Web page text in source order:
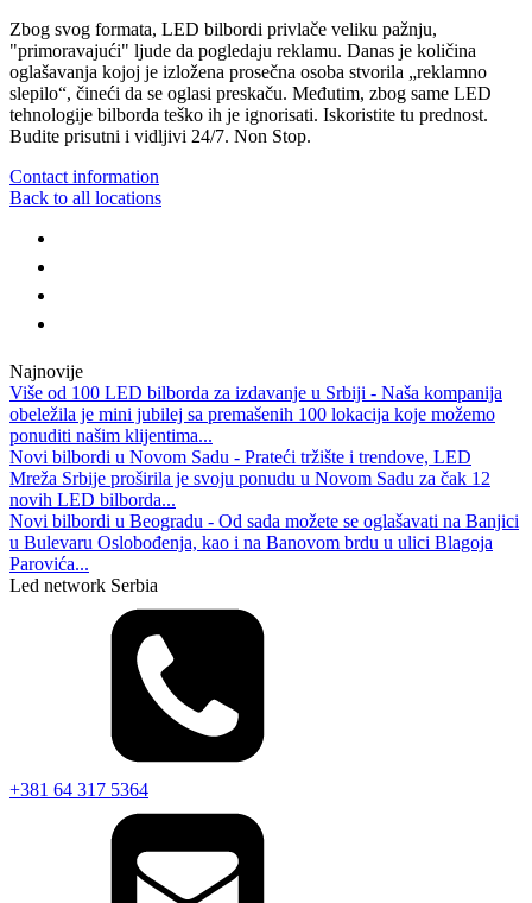
Zbog svog formata, LED bilbordi privlače veliku pažnju,
"primoravajući" ljude da pogledaju reklamu. Danas je količina
oglašavanja kojoj je izložena prosečna osoba stvorila „reklamno
slepilo“, čineći da se oglasi preskaču. Međutim, zbog same LED
tehnologije bilborda teško ih je ignorisati. Iskoristite tu prednost.
Budite prisutni i vidljivi 24/7. Non Stop.
Contact information
Back to all locations
Najnovije
Više od 100 LED bilborda za izdavanje u Srbiji - Naša kompanija
obeležila je mini jubilej sa premašenih 100 lokacija koje možemo
ponuditi našim klijentima...
Novi bilbordi u Novom Sadu - Prateći tržište i trendove, LED
Mreža Srbije proširila je svoju ponudu u Novom Sadu za čak 12
novih LED bilborda...
Novi bilbordi u Beogradu - Od sada možete se oglašavati na Banjici
u Bulevaru Oslobođenja, kao i na Banovom brdu u ulici Blagoja
Parovića...
Led network Serbia
+381 64 317 5364